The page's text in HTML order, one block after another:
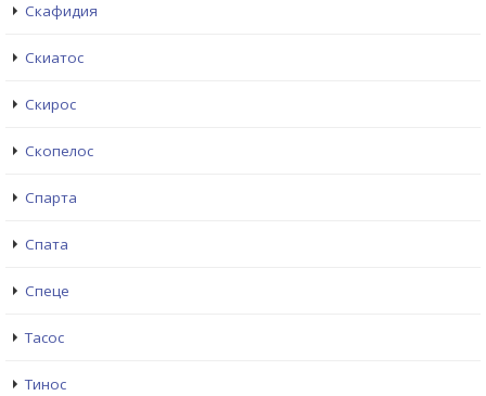
Скафидия
Скиатос
Скирос
Скопелос
Спарта
Спата
Спеце
Тасос
Тинос